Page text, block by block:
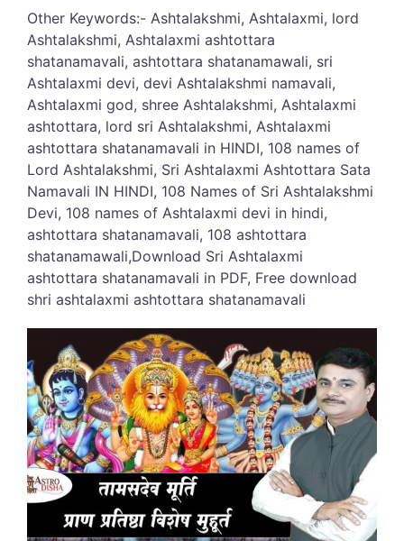
Other Keywords:- Ashtalakshmi, Ashtalaxmi, lord
Ashtalakshmi, Ashtalaxmi ashtottara
shatanamavali, ashtottara shatanamawali, sri
Ashtalaxmi devi, devi Ashtalakshmi namavali,
Ashtalaxmi god, shree Ashtalakshmi, Ashtalaxmi
ashtottara, lord sri Ashtalakshmi, Ashtalaxmi
ashtottara shatanamavali in HINDI, 108 names of
Lord Ashtalakshmi, Sri Ashtalaxmi Ashtottara Sata
Namavali IN HINDI, 108 Names of Sri Ashtalakshmi
Devi, 108 names of Ashtalaxmi devi in hindi,
ashtottara shatanamavali, 108 ashtottara
shatanamawali,Download Sri Ashtalaxmi
ashtottara shatanamavali in PDF, Free download
shri ashtalaxmi ashtottara shatanamavali